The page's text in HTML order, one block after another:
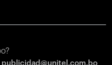
publicidad@unitel.com.bo